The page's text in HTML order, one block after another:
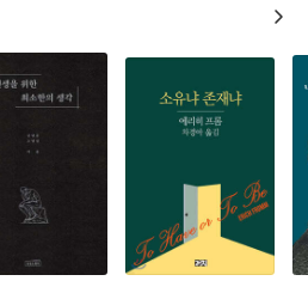
적 휴머니즘의 ‘해체’에도 타격을 입지
타자의 초월성이 추상적 원리, 이상주의
어진 가치가 아니라 생생한 체험, 심지어
기 때문이죠. 사랑은 아름다움이 그렇듯
옵니다. 내가 ‘나를 벗어나게끔’, 나의 자
그 초월성이 가장 은밀하고 사적인 관계에
리 깊게 내재한 부분에서 나타납니다. 우
자성을 경험할 수 있지만 이 초월성은 여
곳에서, 코스모스나 신에게서, 심지어
하는 뤽 페리는 철학적인 근거를 풍부하
적 관점에서 사랑이 현대의 유일 철학임
보았듯이 새로운 세계관, 우리 삶에 의
낳았습니다. 그러한 승리는 전통에서 해
서, 그리고 전통적 가치의 해체가 그때까
해방시킴으로써 이루어졌지요. 점점 더 많
자식들에게 쏟는 마음은 삶을 바라보는